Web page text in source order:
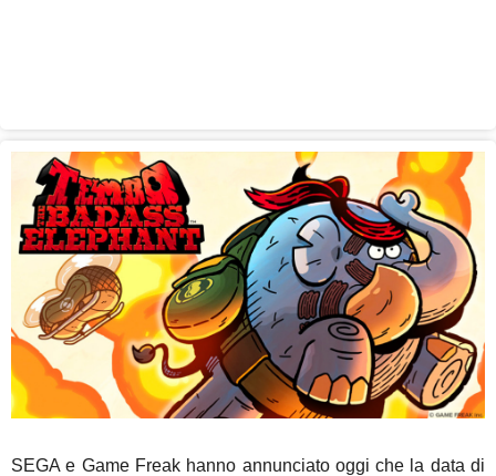
SEGA e Game Freak hanno annunciato oggi che la data di